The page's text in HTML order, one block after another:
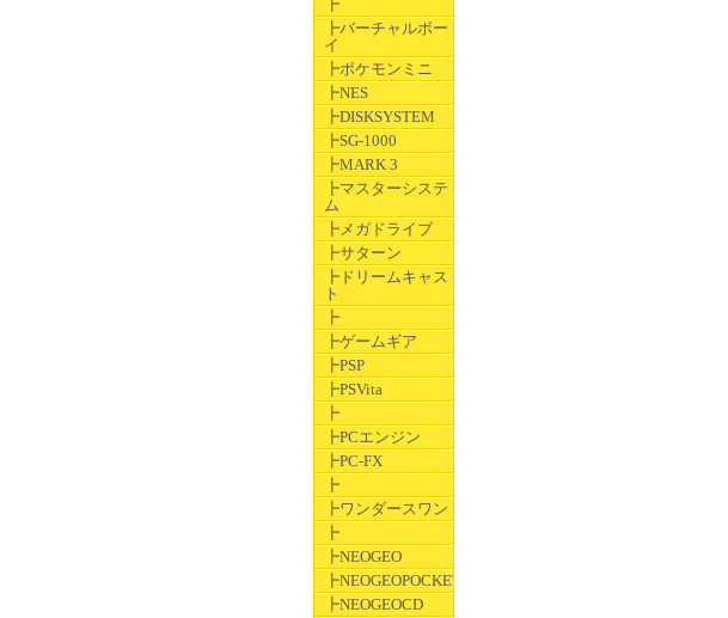
┣
┣バーチャルボー
イ
┣ポケモンミニ
┣NES
┣DISKSYSTEM
┣SG-1000
┣MARK 3
┣マスターシステ
ム
┣メガドライブ
┣サターン
┣ドリームキャス
ト
┣
┣ゲームギア
┣PSP
┣PSVita
┣
┣PCエンジン
┣PC-FX
┣
┣ワンダースワン
┣
┣NEOGEO
┣NEOGEOPOCKET
┣NEOGEOCD